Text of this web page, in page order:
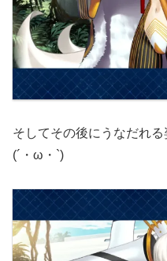
そしてその後にうなだれる
(´・ω・`)